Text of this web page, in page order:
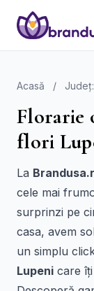
Acasă /
Florarie
flori
La
cele mai
surprinzi pe
casa, avem
un simplu
Lupeni care